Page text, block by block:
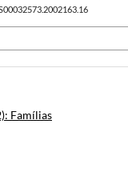
Famílias